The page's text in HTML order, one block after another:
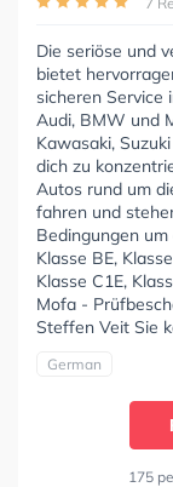
Die seriöse und
bietet
sicheren Service
Audi, BMW und
Kawasaki,
dich zu
Autos rund um
fahren und
Bedingungen
Klasse BE,
Klasse C1E,
Mofa -
Steffen Veit Sie
German
175